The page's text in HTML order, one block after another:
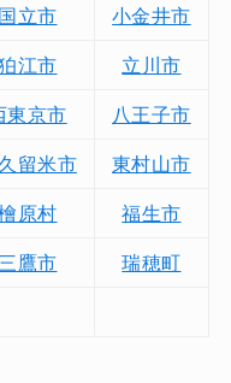
国立市
小金井市
江市
立川市
東京市
八王子市
留米市
東村山市
原村
福生市
鷹市
瑞穂町